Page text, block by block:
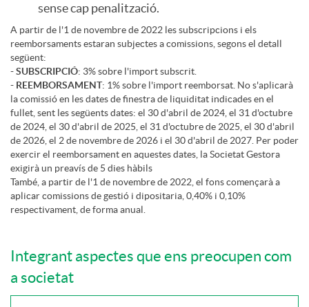
l
e
a
c
i
o
n
a
n
v
i
e
r
e
sense cap penalització.
A partir de l'1 de novembre de 2022 les subscripcions i els
reemborsaments estaran subjectes a comissions, segons el detall
següent:
- SUBSCRIPCIÓ: 3% sobre l'import subscrit.
- REEMBORSAMENT: 1% sobre l'import reemborsat. No s'aplicarà
la comissió en les dates de finestra de liquiditat indicades en el
fullet, sent les següents dates: el 30 d'abril de 2024, el 31 d'octubre
de 2024, el 30 d'abril de 2025, el 31 d'octubre de 2025, el 30 d'abril
de 2026, el 2 de novembre de 2026 i el 30 d'abril de 2027. Per poder
exercir el reemborsament en aquestes dates, la Societat Gestora
exigirà un preavís de 5 dies hàbils
També, a partir de l'1 de novembre de 2022, el fons començarà a
aplicar comissions de gestió i dipositaria, 0,40% i 0,10%
respectivament, de forma anual.
Integrant aspectes que ens preocupen com
a societat